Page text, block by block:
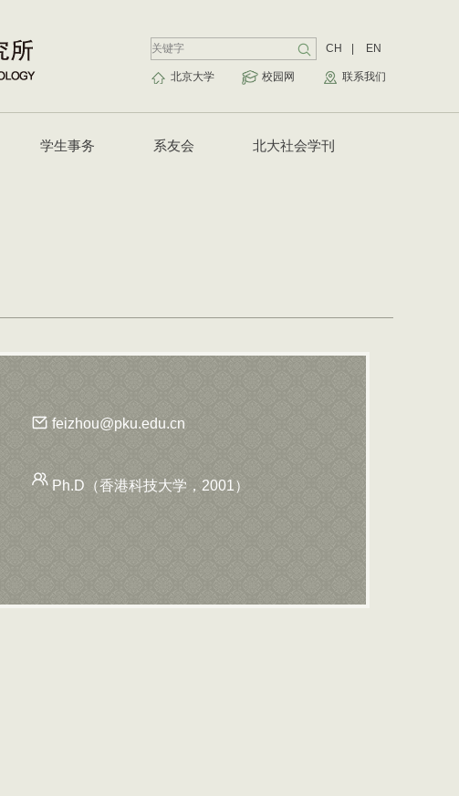
CH EN
北京大学 校园网 联系我们
学生事务 系友会 北大社会学刊
feizhou@pku.edu.cn
Ph.D（香港科技大学，2001）